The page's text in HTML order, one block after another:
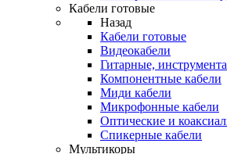
Кабели готовые
Назад
Кабели готовые
Видеокабели
Гитарные,
Компонентные кабели
Миди кабели
Микрофонные кабели
Оптические и
Спикерные кабели
Мультикоры